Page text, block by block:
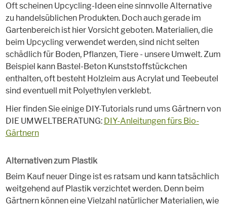
Oft scheinen Upcycling-Ideen eine sinnvolle Alternative
zu handelsüblichen Produkten. Doch auch gerade im
Gartenbereich ist hier Vorsicht geboten. Materialien, die
beim Upcycling verwendet werden, sind nicht selten
schädlich für Boden, Pflanzen, Tiere - unsere Umwelt. Zum
Beispiel kann Bastel-Beton Kunststoffstückchen
enthalten, oft besteht Holzleim aus Acrylat und Teebeutel
sind eventuell mit Polyethylen verklebt.
Hier finden Sie einige DIY-Tutorials rund ums Gärtnern von
DIE UMWELTBERATUNG: DIY-Anleitungen fürs Bio-
Gärtnern
Alternativen zum Plastik
Beim Kauf neuer Dinge ist es ratsam und kann tatsächlich
weitgehend auf Plastik verzichtet werden. Denn beim
Gärtnern können eine Vielzahl natürlicher Materialien, wie